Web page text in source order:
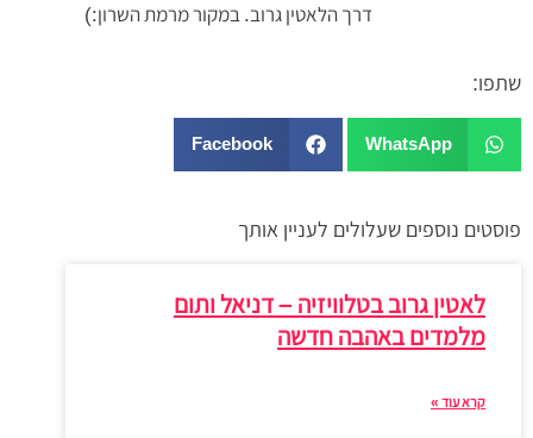
דרך הלאטין גרוב. במקור מרמת השרון:)
שתפו:
WhatsApp
Facebook
פוסטים נוספים שעלולים לעניין אותך
לאטין גרוב בטלוויזיה – דניאל ותום
מלמדים באהבה חדשה
קרא עוד »